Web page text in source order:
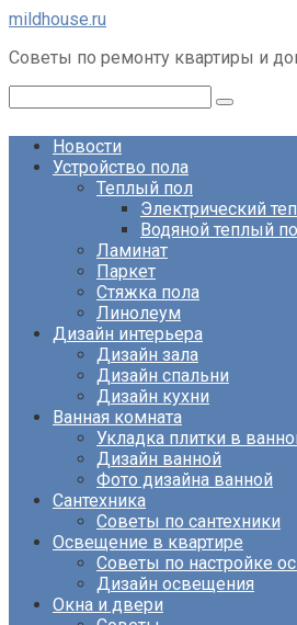
Перейти
контенту
mildhouse.ru
Советы по ремонту квартиры и
Новости
Устройство пола
Теплый пол
Электрический
Водяной теплый
Ламинат
Паркет
Стяжка пола
Линолеум
Дизайн интерьера
Дизайн зала
Дизайн спальни
Дизайн кухни
Ванная комната
Укладка плитки в
Дизайн ванной
Фото дизайна ванной
Сантехника
Советы по сантехники
Освещение в квартире
Советы по настройке
Дизайн освещения
Окна и двери